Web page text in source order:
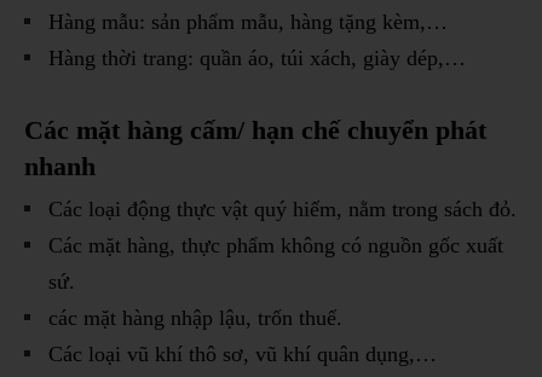
Hàng mẫu: sản phẩm mẫu, hàng tặng kèm,…
Hàng thời trang: quần áo, túi xách, giày dép,…
Các mặt hàng cấm/ hạn chế chuyển phát
nhanh
Các loại động thực vật quý hiếm, nằm trong sách đỏ.
Các mặt hàng, thực phẩm không có nguồn gốc xuất
sứ.
các mặt hàng nhập lậu, trốn thuế.
Các loại vũ khí thô sơ, vũ khí quân dụng,…